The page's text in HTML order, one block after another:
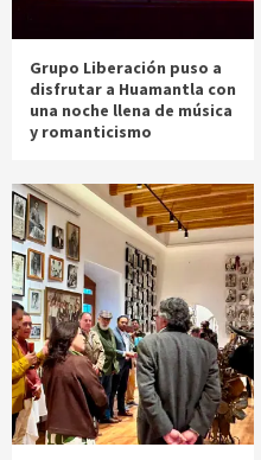
Grupo Liberación puso a
disfrutar a Huamantla con
una noche llena de música
y romanticismo